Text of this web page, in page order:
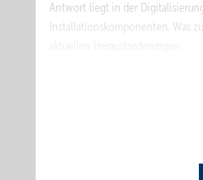
Antwort liegt in der
Installationskomponenten. Was